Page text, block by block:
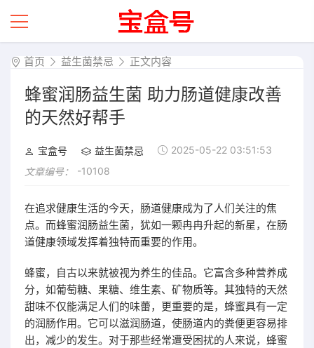
首页 益生菌禁忌 正文内容
蜂蜜润肠益生菌 助力肠道健康改善
的天然好帮手
宝盒号 益生菌禁忌
2025-05-22 03:51:53
文章编号：
-10108
在追求健康生活的今天，肠道健康成为了人们关注的焦
点。而蜂蜜润肠益生菌，犹如一颗冉冉升起的新星，在肠
道健康领域发挥着独特而重要的作用。
蜂蜜，自古以来就被视为养生的佳品。它富含多种营养成
分，如葡萄糖、果糖、维生素、矿物质等。其独特的天然
甜味不仅能满足人们的味蕾，更重要的是，蜂蜜具有一定
的润肠作用。它可以滋润肠道，使肠道内的粪便更容易排
出，减少的发生。对于那些经常遭受困扰的人来说，蜂蜜